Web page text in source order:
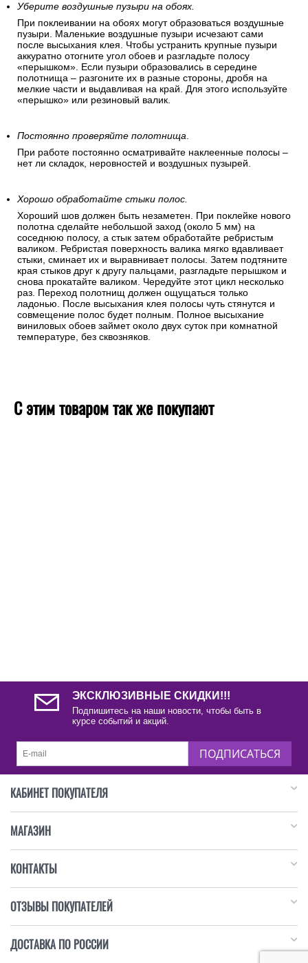
Уберите воздушные пузыри на обоях.
При поклеивании на обоях могут образоваться воздушные
пузыри. Маленькие воздушные пузыри исчезают сами
после высыхания клея. Чтобы устранить крупные пузыри
аккуратно отогните угол обоев и разгладьте полосу
«перышком». Если пузыри образовались в середине
полотнища – разгоните их в разные стороны, дробя на
мелкие части и выдавливая на край. Для этого используйте
«перышко» или резиновый валик.
Постоянно проверяйте полотнища.
При работе постоянно осматривайте наклеенные полосы –
нет ли складок, неровностей и воздушных пузырей.
Хорошо обработайте стыки полос.
Хороший шов должен быть незаметен. При поклейке нового
полотна сделайте небольшой заход (около 5 мм) на
соседнюю полосу, а стык затем обработайте ребристым
валиком. Ребристая поверхность валика мягко вдавливает
стыки, сминает их и выравнивает полосы. Затем подтяните
края стыков друг к другу пальцами, разгладьте перышком и
снова прокатайте валиком. Чередуйте этот цикл несколько
раз. Переход полотнищ должен ощущаться только
ладонью. После высыхания клея полосы чуть стянутся и
совмещение полос будет полным. Полное высыхание
виниловых обоев займет около двух суток при комнатной
температуре, без сквозняков.
С этим товаром так же покупают
ЭКСКЛЮЗИВНЫЕ СКИДКИ!!!
Подпишитесь на наши новости, чтобы быть в
курсе событий и акций.
ПОДПИСАТЬСЯ
КАБИНЕТ ПОКУПАТЕЛЯ
МАГАЗИН
КОНТАКТЫ
ОТЗЫВЫ ПОКУПАТЕЛЕЙ
ДОСТАВКА ПО РОССИИ